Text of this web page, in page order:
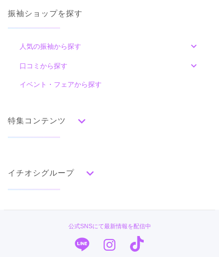
振袖ショップを探す
人気の振袖から探す
色別ランキング
グレー
黒 その他
レトロ
梅 菊 松 竹 牡丹
鶴 車
雪輪 雲取り 道長取り
口コミから探す
口コミ一覧
イベント・フェアから探す
特集コンテンツ
ママ振特集
個性的振袖コーディネート特集
成人式レポート
振袖ブランド特集
イチオシグループ
公式SNSにて最新情報を配信中